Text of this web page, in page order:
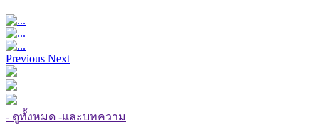
Previous Next
- ดูทั้งหมด -และบทความ